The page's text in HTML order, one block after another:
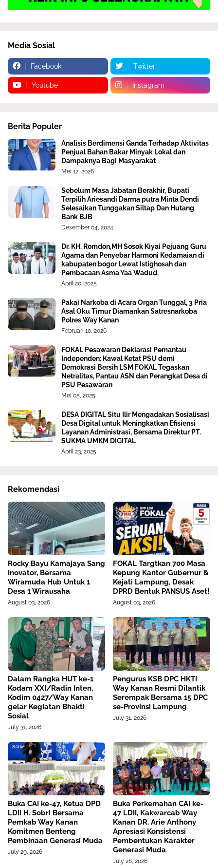
Media Sosial
Facebook Twitter
Youtube Instagram
Berita Populer
Analisis Berdimensi Ganda Terhadap Aktivitas
Penjual Bahan Bakar Minyak Lokal dan
Dampaknya Bagi Masyarakat
Mei 12, 2026
Sebelum Masa Jabatan Berakhir, Bupati
Terpilih Ariesandi Darma putra Minta Dendi
Selesaikan Tunggakan Siltap Dan Hutang
Bank BJB
Desember 04, 2024
Dr. KH. Romdon,MH Sosok Kiyai Pejuang Guru
Agama dan Penyebar Harmoni Kedamaian di
kabupaten bogor Lewat Istighosah dan
Pembacaan Asma Yaa Wadud.
April 20, 2025
Pakai Narkoba di Acara Organ Tunggal, 3 Pria
Asal Oku Timur Diamankan Satresnarkoba
Polres Way Kanan
Februari 10, 2026
FOKAL Pesawaran Deklarasi Pemantau
Independen: Kawal Ketat PSU demi
Demokrasi Bersih LSM FOKAL Tegaskan
Netralitas, Pantau ASN dan Perangkat Desa di
PSU Pesawaran
Mei 05, 2025
DESA DIGITAL Situ Ilir Mengadakan Sosialisasi
Desa Digital untuk Meningkatkan Efisiensi
Layanan Administrasi, Bersama Direktur PT.
SUKMA UMKM DIGITAL
April 23, 2025
Rekomendasi
Rocky Bayu Kamajaya Sang
Inovator, Bersama
Wiramuda Hub Untuk 1
Desa 1 Wirausaha
August 03, 2026
FOKAL Targtkan 700 Masa
Kepung Kantor Gubernur &
Kejati Lampung, Desak
DPRD Bentuk PANSUS Aset!
August 03, 2026
Dalam Rangka HUT ke-1
Kodam XXI/Radin Inten,
Kodim 0427/Way Kanan
gelar Kegiatan Bhakti
Sosial
July 31, 2026
Pengurus KSB DPC HKTI
Way Kanan Resmi Dilantik
Serempak Bersama 15 DPC
se-Provinsi Lampung
July 31, 2026
Buka CAI ke-47, Ketua DPD
LDII H. Sobri Bersama
Pemkab Way Kanan
Komitmen Benteng
Pembinaan Generasi Muda
July 29, 2026
Buka Perkemahan CAI ke-
47 LDII, Kakwarcab Way
Kanan DR. Arie Anthony
Apresiasi Konsistensi
Pembentukan Karakter
Generasi Muda
July 28, 2026